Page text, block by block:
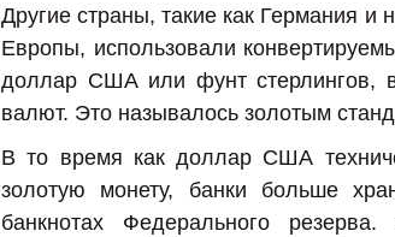
Другие страны, такие как Германия
Европы, использовали
доллар США или фунт стерлингов, в
валют. Это называлось золотым
В то время как доллар США
золотую монету, банки больше
банкнотах Федерального